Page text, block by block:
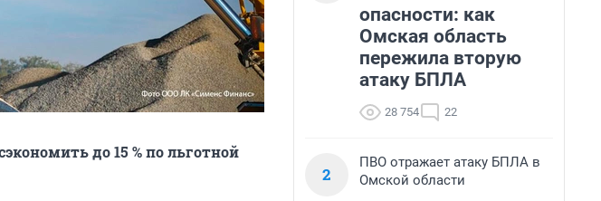
до 15 % по льготной
опасности: как
Омская область
пережила вторую
атаку БПЛА
28 754 22
2
ПВО отражает атаку БПЛА в
Омской области